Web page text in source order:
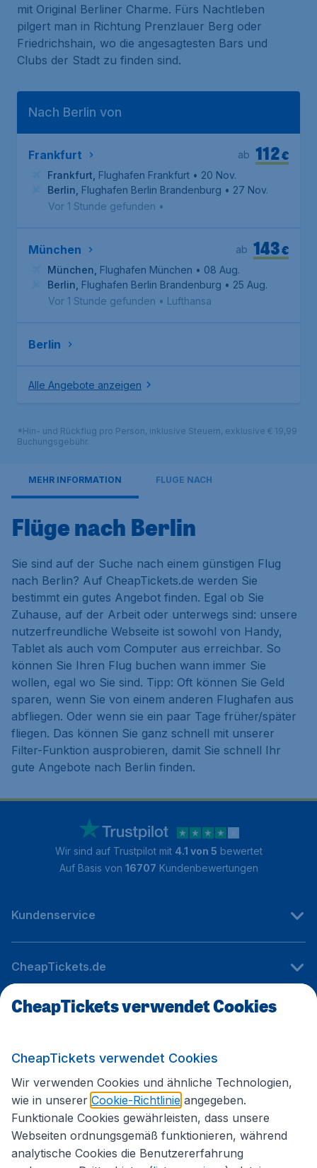
mit Original Berliner Charme. Fürs Nachtleben
pilgert man in Richtung Prenzlauer Berg oder
Friedrichshain, wo die angesagtesten Bars und
Clubs der Stadt zu finden sind.
Nach Berlin von
Frankfurt €
112
ab
Frankfurt Flughafen Frankfurt • 20 Nov.
Berlin Flughafen Berlin Brandenburg • 27 Nov.
Vor 1 Stunde gefunden •
München €
143
ab
München Flughafen München • 08 Aug.
Berlin Flughafen Berlin Brandenburg • 25 Aug.
Vor 1 Stunde gefunden • Lufthansa
Berlin
Alle Angebote anzeigen
*Hin- und Rückflug pro Person, inklusive Steuern, exklusive € 19,99
Buchungsgebühr.
MEHR INFORMATION FLÜGE NACH
Flüge nach Berlin
Sie sind auf der Suche nach einem günstigen Flug
nach Berlin? Auf CheapTickets.de werden Sie
bestimmt ein gutes Angebot finden. Egal ob Sie
Zuhause, auf der Arbeit oder unterwegs sind: unsere
nutzerfreundliche Webseite ist sowohl von Handy,
Tablet als auch vom Computer aus erreichbar. So
können Sie Ihren Flug buchen wann immer Sie
wollen, egal wo Sie sind. Tipp: Oft können Sie Geld
sparen, wenn Sie von einem anderen Flughafen aus
abfliegen. Oder wenn sie ein paar Tage früher/später
fliegen. Das können Sie ganz schnell mit unserer
Filter-Funktion ausprobieren, damit Sie schnell Ihr
gute Angebote nach Berlin finden.
Wir sind auf Trustpilot mit 4.1 von 5 bewertet
Auf Basis von 16707 Kundenbewertungen
Kundenservice
CheapTickets.de
Internationale Webseiten
Folgen Sie uns:
CheapTickets verwendet Cookies
CheapTickets verwendet Cookies
Wir verwenden Cookies und ähnliche Technologien,
wie in unserer Cookie-Richtlinie angegeben.
Funktionale Cookies gewährleisten, dass unsere
Webseiten ordnungsgemäß funktionieren, während
analytische Cookies die Benutzererfahrung